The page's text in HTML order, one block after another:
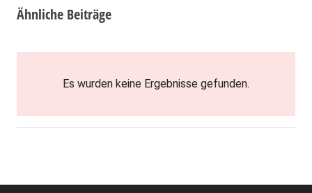
Ähnliche Beiträge
Es wurden keine Ergebnisse gefunden.